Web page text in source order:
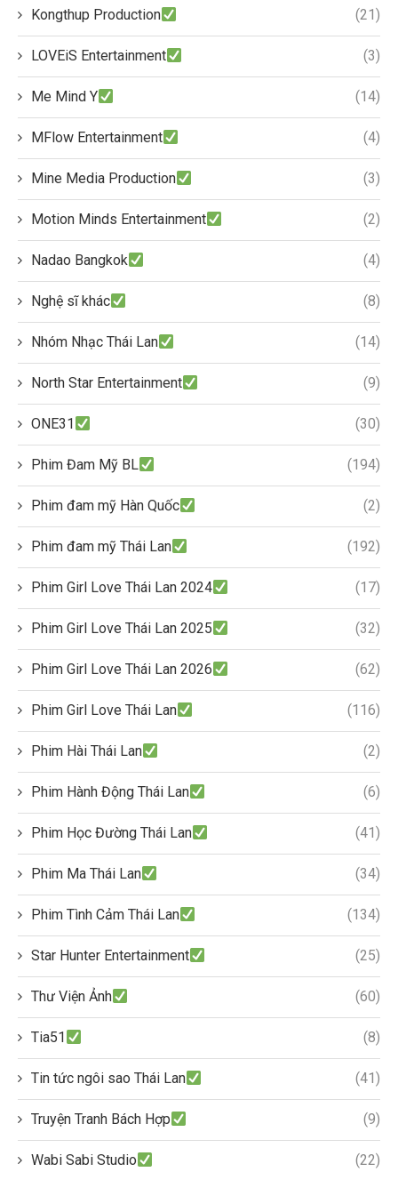
Kongthup Production (21)
LOVEiS Entertainment (3)
Me Mind Y (14)
MFlow Entertainment (4)
Mine Media Production (3)
Motion Minds Entertainment (2)
Nadao Bangkok (4)
Nghệ sĩ khác (8)
Nhóm Nhạc Thái Lan (14)
North Star Entertainment (9)
ONE31 (30)
Phim Đam Mỹ BL (194)
Phim đam mỹ Hàn Quốc (2)
Phim đam mỹ Thái Lan (192)
Phim Girl Love Thái Lan 2024 (17)
Phim Girl Love Thái Lan 2025 (32)
Phim Girl Love Thái Lan 2026 (62)
Phim Girl Love Thái Lan (116)
Phim Hài Thái Lan (2)
Phim Hành Động Thái Lan (6)
Phim Học Đường Thái Lan (41)
Phim Ma Thái Lan (34)
Phim Tình Cảm Thái Lan (134)
Star Hunter Entertainment (25)
Thư Viện Ảnh (60)
Tia51 (8)
Tin tức ngôi sao Thái Lan (41)
Truyện Tranh Bách Hợp (9)
Wabi Sabi Studio (22)